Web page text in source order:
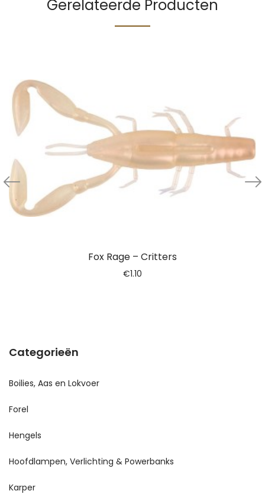
Gerelateerde Producten
Fox Rage – Critters
€1.10
Categorieën
Boilies, Aas en Lokvoer
Forel
Hengels
Hoofdlampen, Verlichting & Powerbanks
Karper